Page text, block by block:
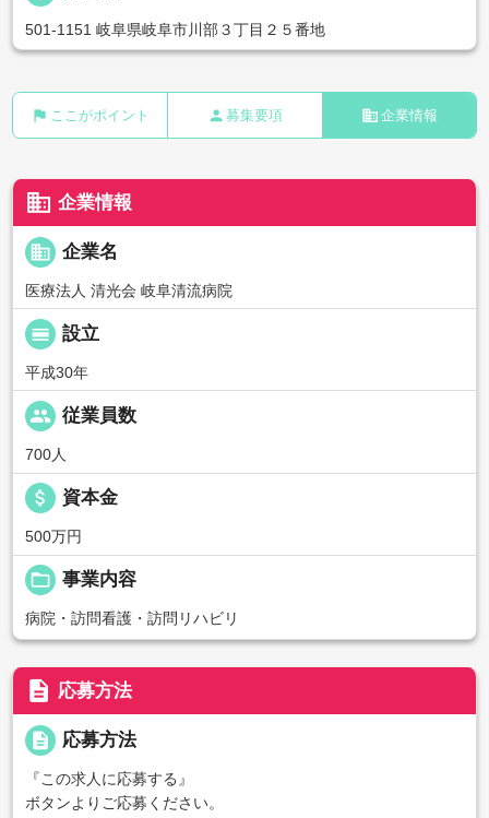
501-1151 岐阜県岐阜市川部３丁目２５番地
flag ここがポイント person 募集要項 business 企業情報
business 企業情報
business 企業名
医療法人 清光会 岐阜清流病院
calendar_view_day 設立
平成30年
people 従業員数
700人
attach_money 資本金
500万円
folder_open 事業内容
病院・訪問看護・訪問リハビリ
description 応募方法
description 応募方法
『この求人に応募する』
ボタンよりご応募ください。